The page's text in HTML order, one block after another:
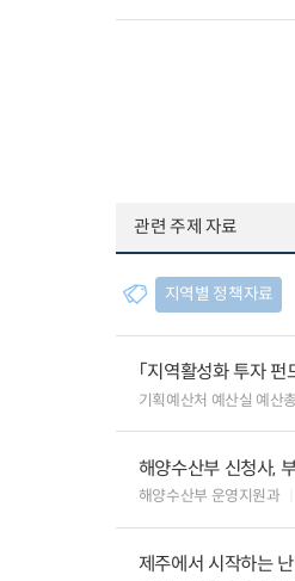
관련 주제 자료
지역별 정책자료
「지역활성화 투자
기획예산처 예산실 예산
해양수산부 신청사,
해양수산부 운영지원과
제주에서 시작하는